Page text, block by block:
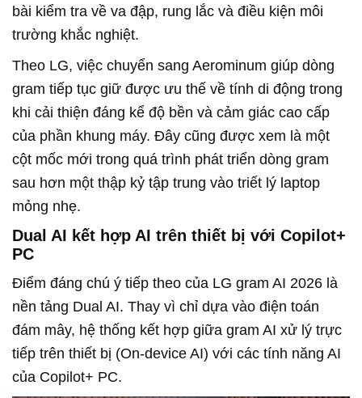
bài kiểm tra về va đập, rung lắc và điều kiện môi
trường khắc nghiệt.
Theo LG, việc chuyển sang Aerominum giúp dòng
gram tiếp tục giữ được ưu thế về tính di động trong
khi cải thiện đáng kể độ bền và cảm giác cao cấp
của phần khung máy. Đây cũng được xem là một
cột mốc mới trong quá trình phát triển dòng gram
sau hơn một thập kỷ tập trung vào triết lý laptop
mỏng nhẹ.
Dual AI kết hợp AI trên thiết bị với Copilot+
PC
Điểm đáng chú ý tiếp theo của LG gram AI 2026 là
nền tảng Dual AI. Thay vì chỉ dựa vào điện toán
đám mây, hệ thống kết hợp giữa gram AI xử lý trực
tiếp trên thiết bị (On-device AI) với các tính năng AI
của Copilot+ PC.